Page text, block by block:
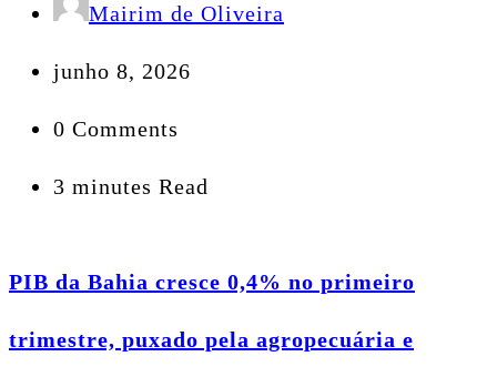
Mairim de Oliveira
junho 8, 2026
0 Comments
3 minutes Read
PIB da Bahia cresce 0,4% no primeiro
trimestre, puxado pela agropecuária e